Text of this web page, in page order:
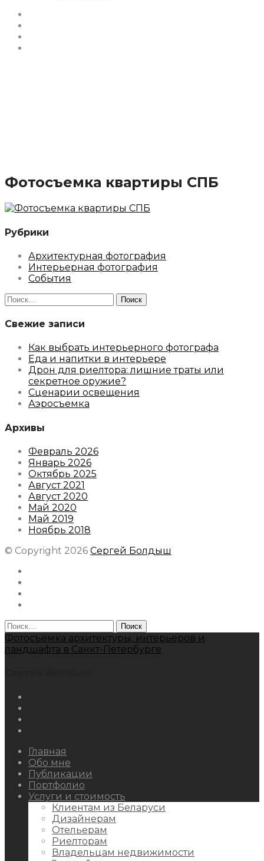
Фотосъемка квартиры СПБ
Рубрики
Архитектурная фотография
Интерьерная фотография
События
Найти:
Свежие записи
Как выбрать интерьерного фотографа
Еда и напитки в интерьере
Дрон для риелтора: лишние траты или
секретное оружие?
Сценарии освещения
Аэросъемка
Архивы
Февраль 2026
Январь 2026
Октябрь 2025
Август 2021
Август 2020
Май 2020
Май 2019
Ноябрь 2018
© Copyright 2026 Сергей Болдыш
Найти:
Фотосъемка архитектуры, интерьеров и
ландшафта в Санкт-Петербурге
Главная
Обо мне
Публикации
Портфолио
Услуги и стоимость
Клиентам из Беларуси
Дизайнерам
Отельерам
Риелторам
Владельцам недвижимости